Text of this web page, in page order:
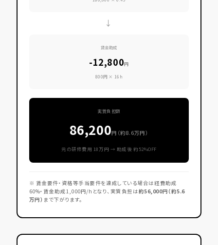
→
賃金助成
-12,800円
800円 × 16h
実質負担額
86,200円（約8.6万円）
元の研修費用 18万円 → 助成後 約52%OFF
※ 賃金要件・資格等手当要件を達成している場合は経費助成
60%・賃金助成1,000円/hとなり、実質負担は約56,000円（約5.6
万円） まで下がります。